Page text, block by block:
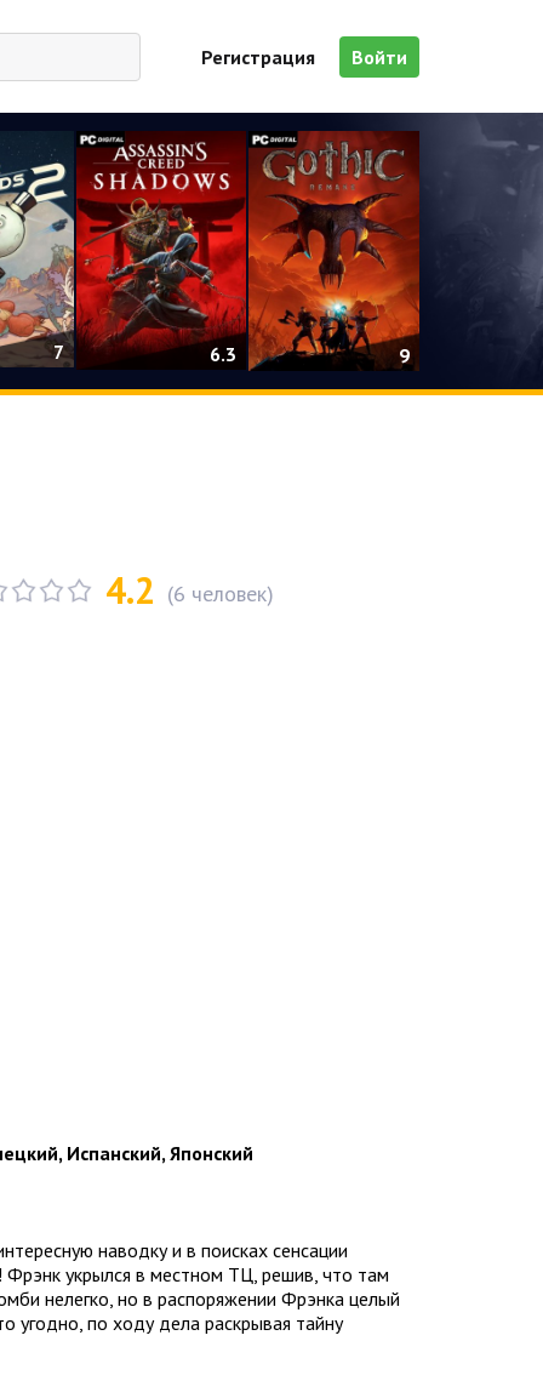
Регистрация Войти
7 6.3 9
4.2 (6 человек)
Испанский, Японский
наводку и в поисках сенсации
Фрэнк укрылся в местном ТЦ, решив, что там
нелегко, но в распоряжении Фрэнка целый
угодно, по ходу дела раскрывая тайну